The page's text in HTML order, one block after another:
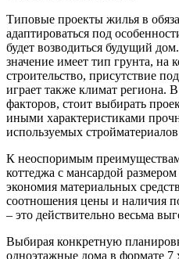
Типовые проекты жилья в
адаптироваться под
будет возводиться будущий
значение имеет тип грунта, на
строительство, присутствие
играет также климат региона.
факторов, стоит выбирать
иными характеристиками
используемых
К неоспоримым
коттеджа с мансардой
экономия материальных
соотношения цены и наличия
– это действительно весьма
Выбирая конкретную
одноэтажные дома в формате 7